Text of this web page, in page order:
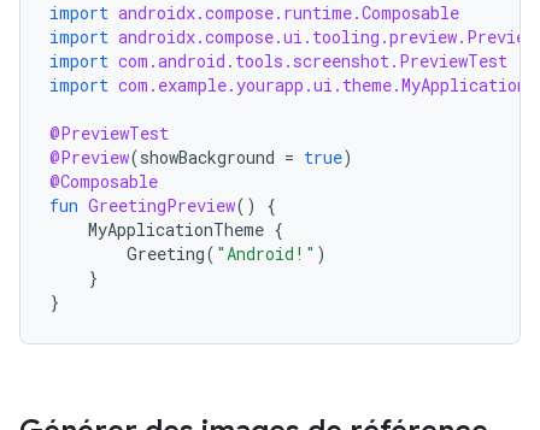
import androidx.compose.runtime.Composable
import androidx.compose.ui.tooling.preview.Preview
import com.android.tools.screenshot.PreviewTest
import
@PreviewTest
@Preview(showBackground = true)
@Composable
fun GreetingPreview()
{
MyApplicationTheme {
Greeting( "Android!" )
}
}